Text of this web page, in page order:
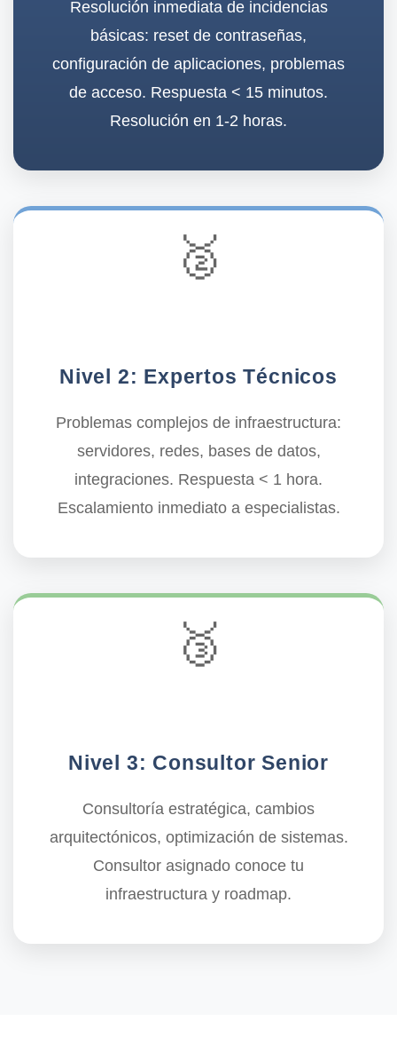
Resolución inmediata de incidencias
básicas: reset de contraseñas,
configuración de aplicaciones, problemas
de acceso. Respuesta < 15 minutos.
Resolución en 1-2 horas.
🥈
Nivel 2: Expertos Técnicos
Problemas complejos de infraestructura:
servidores, redes, bases de datos,
integraciones. Respuesta < 1 hora.
Escalamiento inmediato a especialistas.
🥉
Nivel 3: Consultor Senior
Consultoría estratégica, cambios
arquitectónicos, optimización de sistemas.
Consultor asignado conoce tu
infraestructura y roadmap.